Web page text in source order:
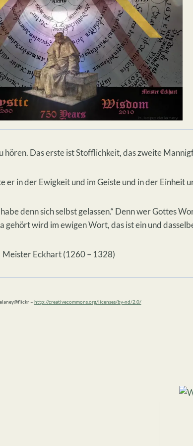
hören. Das erste ist Stofflichkeit, das zweite
in der Ewigkeit und im Geiste und in der Einheit
denn sich selbst gelassen.“ Denn wer Gottes
gehört wird im ewigen Wort, das ist ein und
Meister Eckhart (1260 – 1328)
– http://creativecommons.org/licenses/by-nd/2.0/